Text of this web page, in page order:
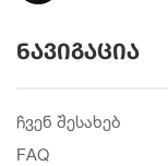
ნავიგაცია
ჩვენ შესახებ
FAQ